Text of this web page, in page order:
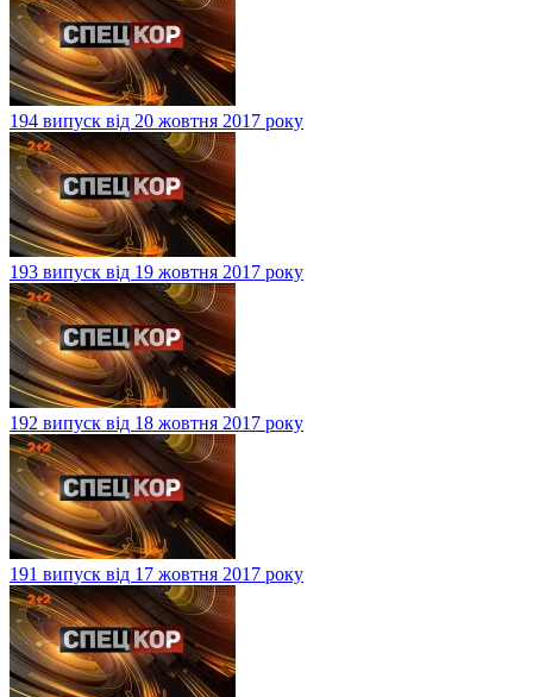
194 випуск від 20 жовтня 2017 року
193 випуск від 19 жовтня 2017 року
192 випуск від 18 жовтня 2017 року
191 випуск від 17 жовтня 2017 року